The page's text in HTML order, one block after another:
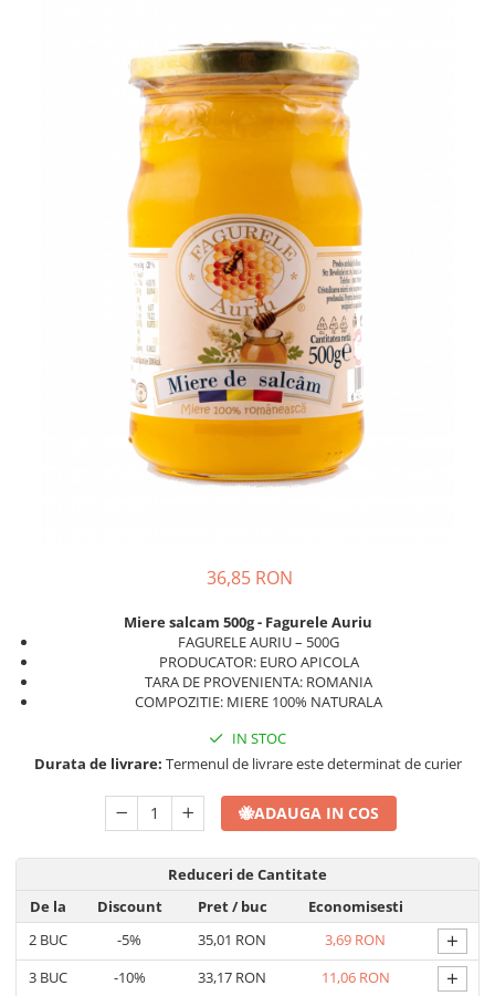
36,85 RON
Miere salcam 500g - Fagurele Auriu
FAGURELE AURIU – 500G
PRODUCATOR: EURO APICOLA
TARA DE PROVENIENTA: ROMANIA
COMPOZITIE: MIERE 100% NATURALA
IN STOC
Durata de livrare: Termenul de livrare este determinat de curier
🐝ADAUGA IN COS
Reduceri de Cantitate
De la
Discount Pret/ buc
Economisesti
2 BUC -5% 35,01 RON 3,69 RON +
3 BUC -10% 33,17 RON 11,06 RON +